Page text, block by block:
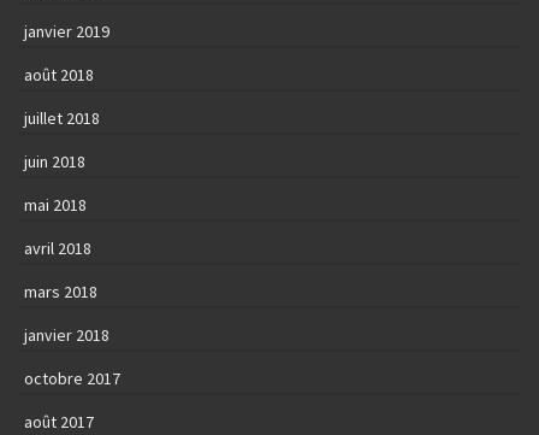
janvier 2019
août 2018
juillet 2018
juin 2018
mai 2018
avril 2018
mars 2018
janvier 2018
octobre 2017
août 2017